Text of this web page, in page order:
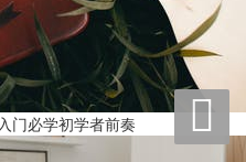
门必学初学者前奏 